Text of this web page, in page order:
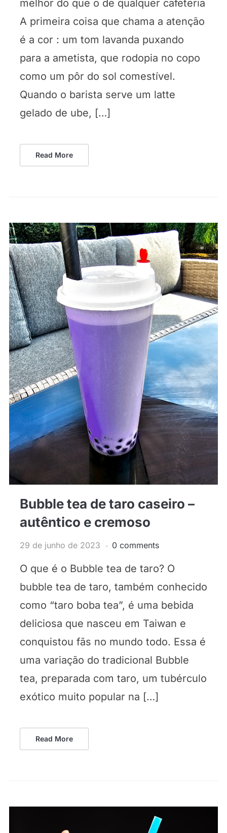
melhor do que o de qualquer cafeteria
A primeira coisa que chama a atenção
é a cor : um tom lavanda puxando
para a ametista, que rodopia no copo
como um pôr do sol comestível.
Quando o barista serve um latte
gelado de ube, […]
Read More
Bubble tea de taro caseiro –
autêntico e cremoso
29 de junho de 2023 0 comments
O que é o Bubble tea de taro? O
bubble tea de taro, também conhecido
como “taro boba tea”, é uma bebida
deliciosa que nasceu em Taiwan e
conquistou fãs no mundo todo. Essa é
uma variação do tradicional Bubble
tea, preparada com taro, um tubérculo
exótico muito popular na […]
Read More